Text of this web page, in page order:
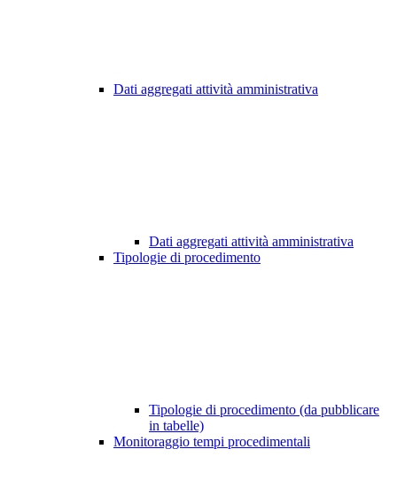
Dati aggregati attività amministrativa
Dati aggregati attività amministrativa
Tipologie di procedimento
Tipologie di procedimento (da pubblicare
in tabelle)
Monitoraggio tempi procedimentali